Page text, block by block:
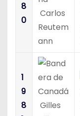
8
0
Carlos
Reutem
ann
1
9
8
Gilles